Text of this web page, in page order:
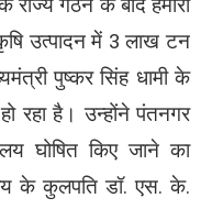
राज्य गठन के बाद हमारी
उत्पादन में 3 लाख टन
पुष्कर सिंह धामी के
रहा है। उन्होंने पंतनगर
घोषित किए जाने का
के कुलपति डॉ. एस. के.